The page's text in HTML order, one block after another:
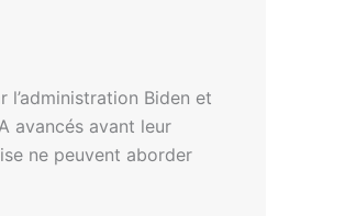
Biden et
avancés avant leur
ne peuvent aborder